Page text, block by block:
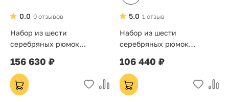
0 отзывов
0.0
Набор из шести
серебряных рюмок
156 630 ₽
1 отзыв
5.0
Набор из шести
серебряных рюмок
106 440 ₽